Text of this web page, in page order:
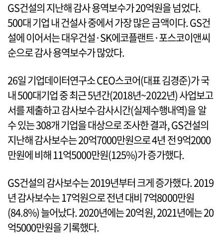
GS건설의 지난해 감사 용역보수가 20억원을 넘었다.
500대 기업 내 건설사 중에서 가장 많은 금액이다. GS건
설에 이어서는 대우건설·SK에코플랜트·포스코이앤씨
순으로 감사 용역보수가 많았다.
26일 기업데이터연구소 CEO스코어(대표 김경준)가 국
내 500대기업 중 최근 5년간(2018년~2022년) 사업보고
서를 제출하고 감사보수‧감사시간(실제수행내역)을 알
수 있는 308개 기업을 대상으로 조사한 결과, GS건설의
지난해 감사보수는 20억7000만원으로 4년 전 9억2000
만원에 비해 11억5000만원(125%)가 증가했다.
GS건설의 감사보수는 2019년부터 크게 증가했다. 2019
년 감사보수는 17억원으로 전년 대비 7억8000만원
(84.8%) 늘어났다. 2020년에는 20억원, 2021년에는 20
억5000만원을 기록했다.